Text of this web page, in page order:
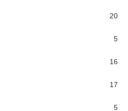
20
5
16
17
5